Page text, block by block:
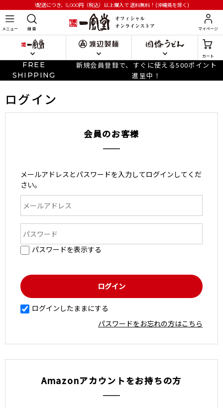
1配送につき、5,000円 （税込）以上購入で送料無料！(沖縄県を除く)
メニュー 検 索 マイページ
カート
FREE
SHIPPING
新規会員登録で、すぐに使える500ポイント
進呈中！
ログイン
会員のお客様
メールアドレスとパスワードを入力してログインしてくだ
さい。
パスワードを表示する
ログインしたままにする
パスワードをお忘れの方はこちら
Amazonアカウントをお持ちの方